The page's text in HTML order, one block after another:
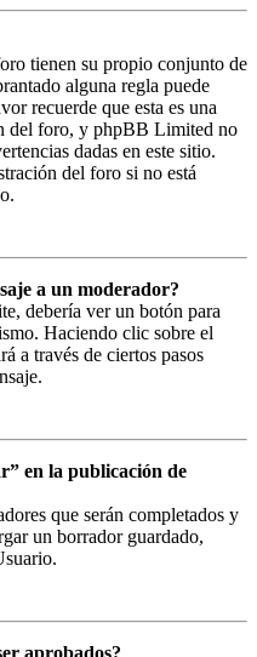
tienen su propio conjunto de
alguna regla puede
recuerde que esta es una
del foro, y phpBB Limited no
dadas en este sitio.
del foro si no está
a un moderador?
debería ver un botón para
Haciendo clic sobre el
a través de ciertos pasos
en la publicación de
que serán completados y
un borrador guardado,
aprobados?